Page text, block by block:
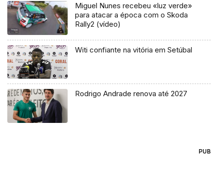
Miguel Nunes recebeu «luz verde»
para atacar a época com o Skoda
Rally2 (vídeo)
Witi confiante na vitória em Setúbal
Rodrigo Andrade renova até 2027
PUB